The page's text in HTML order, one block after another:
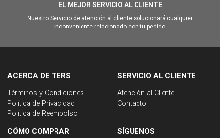
EL MEJOR SERVICIO AL CLIENTE
Nuestro Servicio de atención al cliente solucionará cualquier
inconveniente relacionado con tu pedido.
ACERCA DE TERS
Términos y Condiciones
Política de Privacidad
Política de Reembolso
SERVICIO AL CLIENTE
Atención al Cliente
Contacto
CÓMO COMPRAR SÍGUENOS